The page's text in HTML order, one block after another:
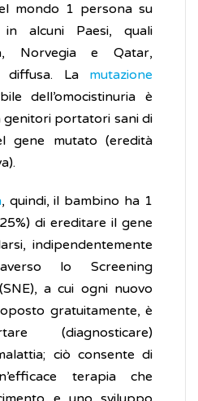
mondo 1 persona su
in alcuni Paesi, quali
Norvegia e Qatar,
La mutazione
dell’omocistinuria è
genitori portatori sani di
gene mutato (eredità
, quindi, il bambino ha 1
di ereditare il gene
indipendentemente
lo Screening
a cui ogni nuovo
gratuitamente, è
(diagnosticare)
ciò consente di
terapia che